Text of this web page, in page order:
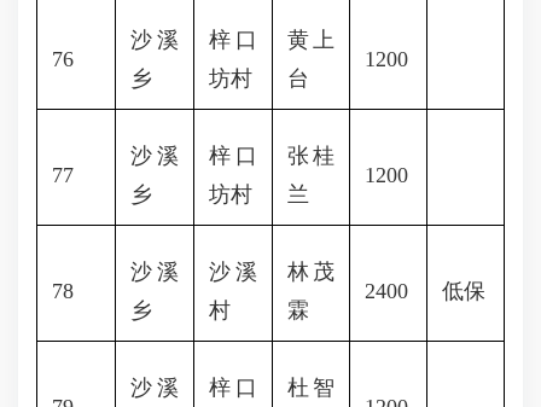
76
沙溪
乡
梓口
坊村
黄上
台
1200
77
沙溪
乡
梓口
坊村
张桂
兰
1200
78
沙溪
乡
沙溪
村
林茂
霖
2400 低保
沙溪
梓口
杜智